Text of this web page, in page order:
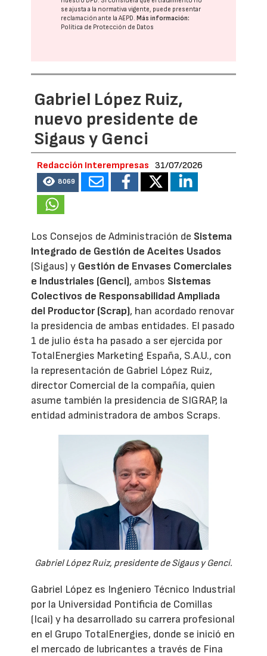
se ajusta a la normativa vigente, puede presentar
reclamación ante laAEPD.Más información:
Política de Protección de Datos
Gabriel López Ruiz,
nuevo presidente de
Sigaus y Genci
Redacción Interempresas 31/07/2026
8069
Los Consejos de Administración de Sistema
Integrado de Gestión de Aceites Usados
(Sigaus) y Gestión de Envases Comerciales
e Industriales (Genci), ambos Sistemas
Colectivos de Responsabilidad Ampliada
del Productor (Scrap), han acordado renovar
la presidencia de ambas entidades. El pasado
1 de julio ésta ha pasado a ser ejercida por
TotalEnergies Marketing España, S.A.U., con
la representación de Gabriel López Ruiz,
director Comercial de la compañía, quien
asume también la presidencia de SIGRAP, la
entidad administradora de ambos Scraps.
Gabriel López Ruiz, presidente de Sigaus y Genci.
Gabriel López es Ingeniero Técnico Industrial
por la Universidad Pontificia de Comillas
(Icai) y ha desarrollado su carrera profesional
en el Grupo TotalEnergies, donde se inició en
el mercado de lubricantes a través de Fina